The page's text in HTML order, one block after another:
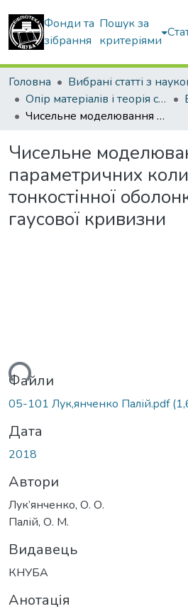
Фонди та
зібрання
Пошук за
критеріями
Головна
Опір матеріалів і теорія споруд
Чисельне моделювання стійкості параметричних коливань високої тонкостінної оболонки від’ємної гаусової кривизни
Чисельне
параметричних
тонкостінної
гаусової кривизни
Файли
05-101 Лук,янченко Палій.pdf
Дата
2018
Автори
Лук’янченко, О. О.
Палій, О. М.
Видавець
КНУБА
Анотація